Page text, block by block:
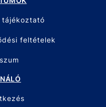
tájékoztató
feltételek